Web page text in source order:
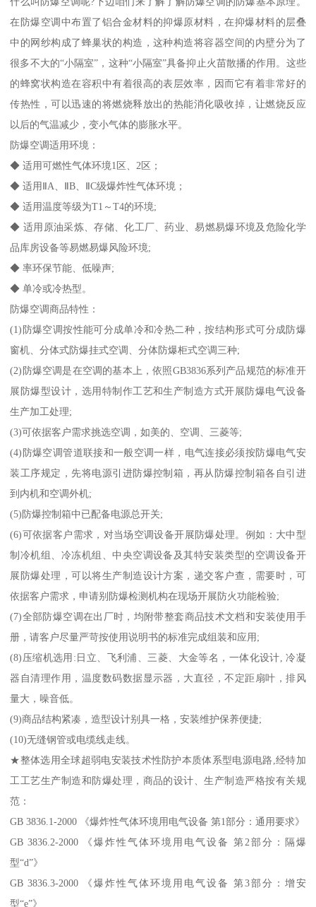
在防爆空调中布置了铝合金材料的抑爆原材料，在抑爆材料的层叠
中的网纱构成了蜂巢状的构造，这种构造将容器空间的内壁分为了
很多不大的“小隔室”，这种“小隔室”具备抑止火苗散播的作用。这些
的蜂窝状构造在容积中有着很高的表层效率，因而它有着非常好的
传热性，可以迅速的将燃烧释放出的热能消化吸收掉，让燃烧反应
以后的气温减少，变小气体的膨胀水平。
防爆空调适用环境：
◆ 适用可燃性气体环境1区、2区；
◆ 适用ⅡA、ⅡB、ⅡC级爆炸性气体环境；
◆ 适用温度等级为T1～T4的环境;
◆ 适用原油采炼、存储、化工厂、药业、易燃易爆环境及危险化学
品库房设备等易燃易爆风险环境;
◆ 率环保节能、低噪声;
◆ 单冷或冷热型。
防爆空调商品特性：
(1)防爆空调按性能可分成单冷和冷热二种，按结构形式可分成防爆
窗机、分体式防爆挂式空调、分体防爆柜式空调三种;
(2)防爆空调是在空调的基本上，依照GB3836系列产品规范的标准开
展防爆型设计，选用特制作工艺和生产制造方式开展防爆电气设备
生产加工处理;
(3)可依据客户需求挑选空调，如美的、空调、三菱等;
(4)防爆空调管道联接和一般空调一样，电气连接必须按防爆电气安
装工序规定，先将电源引进防爆控制箱，再从防爆控制箱各自引进
到内机和空调外机;
(5)防爆控制箱中已配备电源总开关;
(6)可依据客户需求，对当场空调设备开展防爆处理。例如：大中型
制冷机组、冷冻机组、中央空调设备及其特安装类型的空调设备开
展防爆处理，可以将生产制造设计方案，递交客户查，需要时，可
依据客户需求，申请别防爆检测机构在现场开展防火功能检验;
(7)全部防爆空调在出厂时，均附带整套商品技术文档和安装使用手
册，请客户尽量严苛按使用说明书的标准完成组装和应用;
(8)压缩机选用:日立、飞利浦、三菱、大金等名，一体化设计, 冷凝
器自清理作用，温度数码数据显示器，大直径，不定距扇叶，排风
量大，噪音低。
(9)商品结构紧凑，造型设计别具一格，安装维护保养便捷;
(10)无缝钢管或电缆线走线。
★整体选用全球超弱电安装技术性防护本质体系型电源电路,经特加
工工艺生产制造和防爆处理，商品的设计、生产制造严格按有关规
范：
GB 3836.1-2000 《爆炸性气体环境用电气设备 第1部分：通用要求》
GB 3836.2-2000 《爆炸性气体环境用电气设备 第2部分：隔爆
型“d”》
GB 3836.3-2000 《爆炸性气体环境用电气设备 第3部分：增安
型“e”》